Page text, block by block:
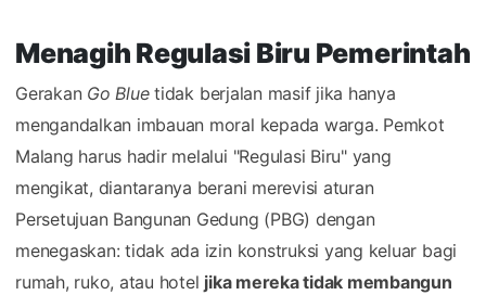
Menagih Regulasi Biru Pemerintah
Gerakan Go Bluetidak berjalan masif jika hanya
mengandalkan imbauan moral kepada warga. Pemkot
Malang harus hadir melalui "Regulasi Biru" yang
mengikat, diantaranya berani merevisi aturan
Persetujuan Bangunan Gedung (PBG) dengan
menegaskan: tidak ada izin konstruksi yang keluar bagi
rumah, ruko, atau hotel jika mereka tidak membangun